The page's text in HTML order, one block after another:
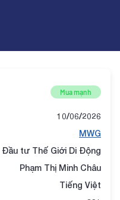
Mua mạnh
10/06/2026
MWG
Đầu tư Thế Giới Di Động
Phạm Thị Minh Châu
Tiếng Việt